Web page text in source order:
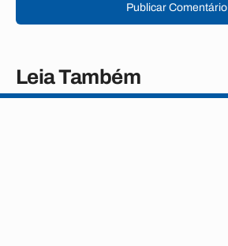
Publicar Comentário
Leia Também